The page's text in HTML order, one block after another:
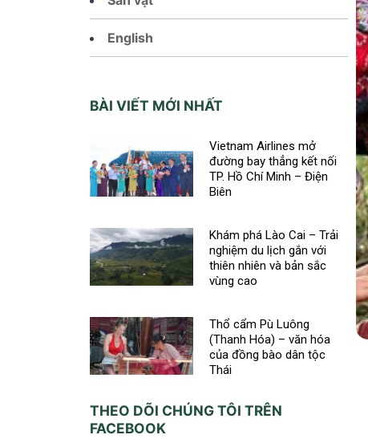
English
BÀI VIẾT MỚI NHẤT
Vietnam Airlines mở
đường bay thẳng kết nối
TP. Hồ Chí Minh – Điện
Biên
Khám phá Lào Cai – Trải
nghiệm du lịch gắn với
thiên nhiên và bản sắc
vùng cao
Thổ cẩm Pù Luông
(Thanh Hóa) – văn hóa
của đồng bào dân tộc
Thái
THEO DÕI CHÚNG TÔI TRÊN
FACEBOOK